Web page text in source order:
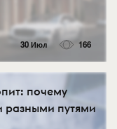
30 Июл 166
почему
разными путями